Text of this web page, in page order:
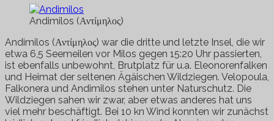
Andimilos (Αντίμηλος)
Andimilos (Αντίμηλος) war die dritte und letzte Insel, die wir
etwa 6,5 Seemeilen vor Milos gegen 15:20 Uhr passierten,
ist ebenfalls unbewohnt, Brutplatz für u.a. Eleonorenfalken
und Heimat der seltenen Ägäischen Wildziegen. Velopoula,
Falkonera und Andimilos stehen unter Naturschutz. Die
Wildziegen sahen wir zwar, aber etwas anderes hat uns
viel mehr beschäftigt. Bei 10 kn Wind konnten wir zunächst